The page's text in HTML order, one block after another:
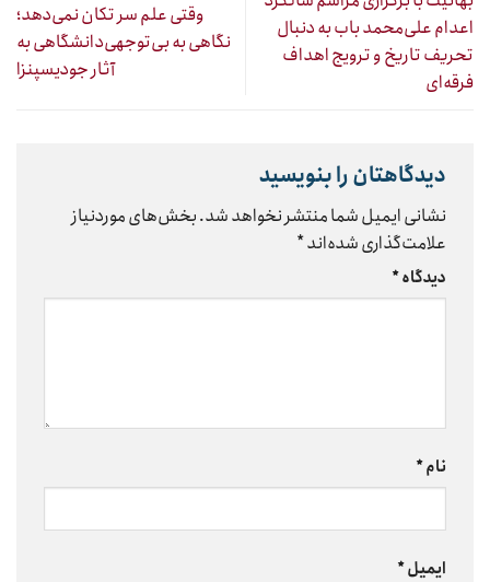
اعدام علی‌محمد باب به دنبال
تحریف تاریخ و ترویج اهداف
فرقه‌ای
وقتی علم سر تکان نمی‌دهد؛
نگاهی به بی‌توجهی‌دانشگاهی به
آثار جودیسپنزا
دیدگاهتان را بنویسید
نشانی ایمیل شما منتشر نخواهد شد.بخش‌های موردنیاز
علامت‌گذاری شده‌اند*
دیدگاه*
نام*
ایمیل*